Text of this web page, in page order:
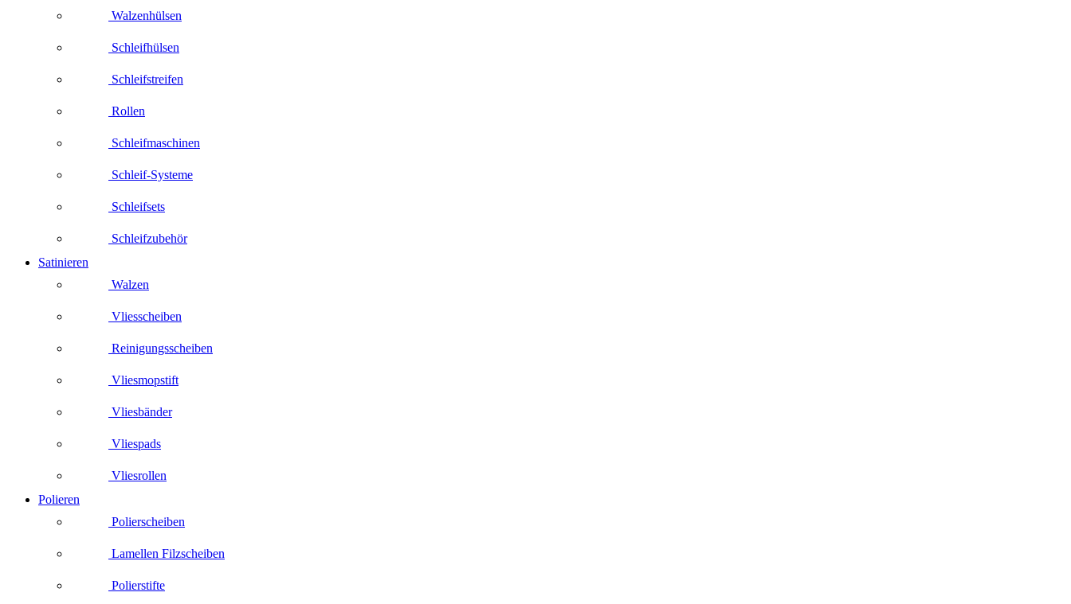
Walzenhülsen
Schleifhülsen
Schleifstreifen
Rollen
Schleifmaschinen
Schleif-Systeme
Schleifsets
Schleifzubehör
Satinieren
Walzen
Vliesscheiben
Reinigungsscheiben
Vliesmopstift
Vliesbänder
Vliespads
Vliesrollen
Polieren
Polierscheiben
Lamellen Filzscheiben
Polierstifte